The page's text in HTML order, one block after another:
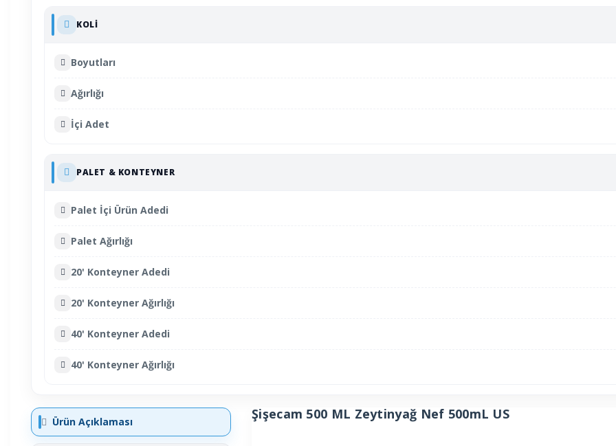
KOLI
Boyutları
Ağırlığı
İçi Adet
PALET & KONTEYNER
Palet İçi Ürün Adedi
Palet Ağırlığı
20' Konteyner Adedi
20' Konteyner Ağırlığı
40' Konteyner Adedi
40' Konteyner Ağırlığı
Ürün Açıklaması Şişecam 500 ML Zeytinyağ Nef 500mL US